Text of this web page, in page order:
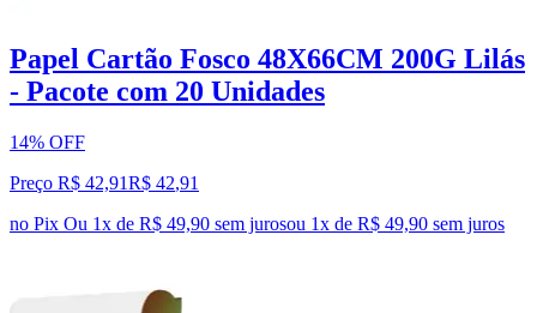
Papel Cartão Fosco 48X66CM 200G Lilás
- Pacote com 20 Unidades
14% OFF
Preço R$ 42,91R$ 42,91
no Pix Ou 1x de R$ 49,90 sem jurosou 1x de R$ 49,90 sem juros